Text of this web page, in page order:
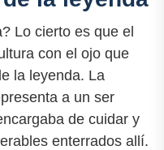
Lo cierto es que el
con el ojo que
la leyenda. La
a un ser
de cuidar y
enterrados allí.